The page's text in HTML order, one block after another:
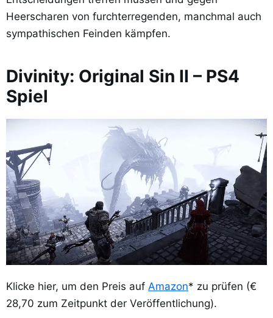
Heerscharen von furchterregenden, manchmal auch
sympathischen Feinden kämpfen.
Divinity: Original Sin II – PS4
Spiel
Klicke hier, um den Preis auf Amazon* zu prüfen (€
28,70 zum Zeitpunkt der Veröffentlichung).